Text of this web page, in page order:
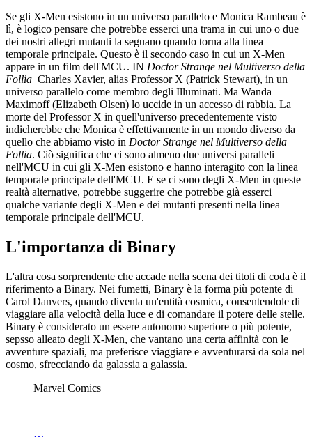
Se gli X-Men esistono in un universo parallelo e Monica Rambeau è
lì, è logico pensare che potrebbe esserci una trama in cui uno o due
dei nostri allegri mutanti la seguano quando torna alla linea
temporale principale. Questo è il secondo caso in cui un X-Men
appare in un film dell'MCU. IN Doctor Strange nel Multiverso della
Follia Charles Xavier, alias Professor X (Patrick Stewart), in un
universo parallelo come membro degli Illuminati. Ma Wanda
Maximoff (Elizabeth Olsen) lo uccide in un accesso di rabbia. La
morte del Professor X in quell'universo precedentemente visto
indicherebbe che Monica è effettivamente in un mondo diverso da
quello che abbiamo visto in Doctor Strange nel Multiverso della
Follia. Ciò significa che ci sono almeno due universi paralleli
nell'MCU in cui gli X-Men esistono e hanno interagito con la linea
temporale principale dell'MCU. E se ci sono degli X-Men in queste
realtà alternative, potrebbe suggerire che potrebbe già esserci
qualche variante degli X-Men e dei mutanti presenti nella linea
temporale principale dell'MCU.
L'importanza di Binary
L'altra cosa sorprendente che accade nella scena dei titoli di coda è il
riferimento a Binary. Nei fumetti, Binary è la forma più potente di
Carol Danvers, quando diventa un'entità cosmica, consentendole di
viaggiare alla velocità della luce e di comandare il potere delle stelle.
Binary è considerato un essere autonomo superiore o più potente,
sepsso alleato degli X-Men, che vantano una certa affinità con le
avventure spaziali, ma preferisce viaggiare e avventurarsi da sola nel
cosmo, sfrecciando da galassia a galassia.
Marvel Comics